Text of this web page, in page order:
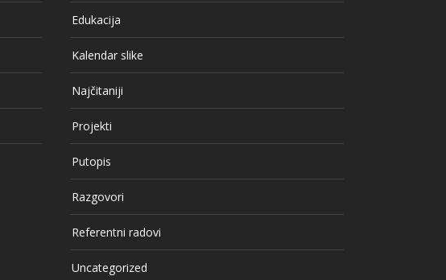
Edukacija
Kalendar slike
Najčitaniji
Projekti
Putopis
Razgovori
Referentni radovi
Uncategorized